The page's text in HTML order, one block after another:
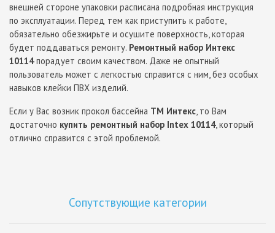
внешней стороне упаковки расписана подробная инструкция
по эксплуатации. Перед тем как приступить к работе,
обязательно обезжирьте и осушите поверхность, которая
будет поддаваться ремонту. Ремонтный набор Интекс
10114порадует своим качеством. Даже не опытный
пользователь может с легкостью справится с ним, без особых
навыков клейки ПВХ изделий.
Если у Вас возник прокол бассейна ТМ Интекс, то Вам
достаточно купить ремонтный набор Intex 10114, который
отлично справится с этой проблемой.
Сопутствующие категории